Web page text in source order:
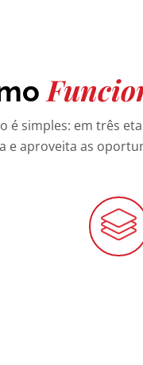
é simples: em três
e aproveita as